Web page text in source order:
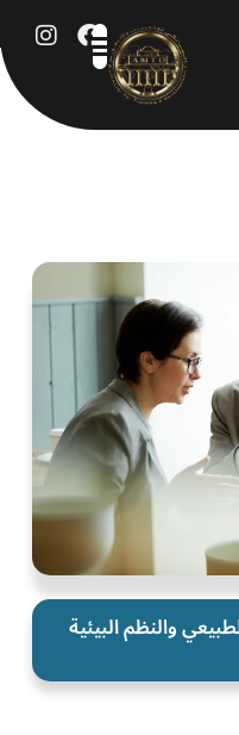
والنظم البيئية